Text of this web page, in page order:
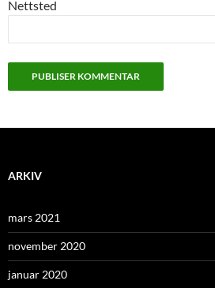
Nettsted
ARKIV
mars 2021
november 2020
januar 2020